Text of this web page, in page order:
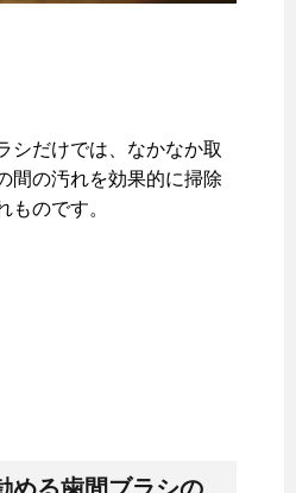
シだけでは、なかなか取
間の汚れを効果的に掃除
ものです。